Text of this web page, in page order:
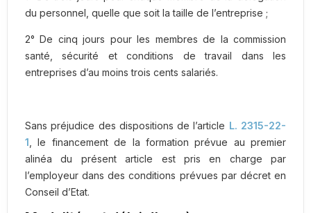
du personnel, quelle que soit la taille de l’entreprise ;
2° De cinq jours pour les membres de la commission
santé, sécurité et conditions de travail dans les
entreprises d’au moins trois cents salariés.
Sans préjudice des dispositions de l’article L. 2315-22-
1 , le financement de la formation prévue au premier
alinéa du présent article est pris en charge par
l’employeur dans des conditions prévues par décret en
Conseil d’Etat.